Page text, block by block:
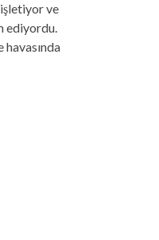
ve
ediyordu.
havasında